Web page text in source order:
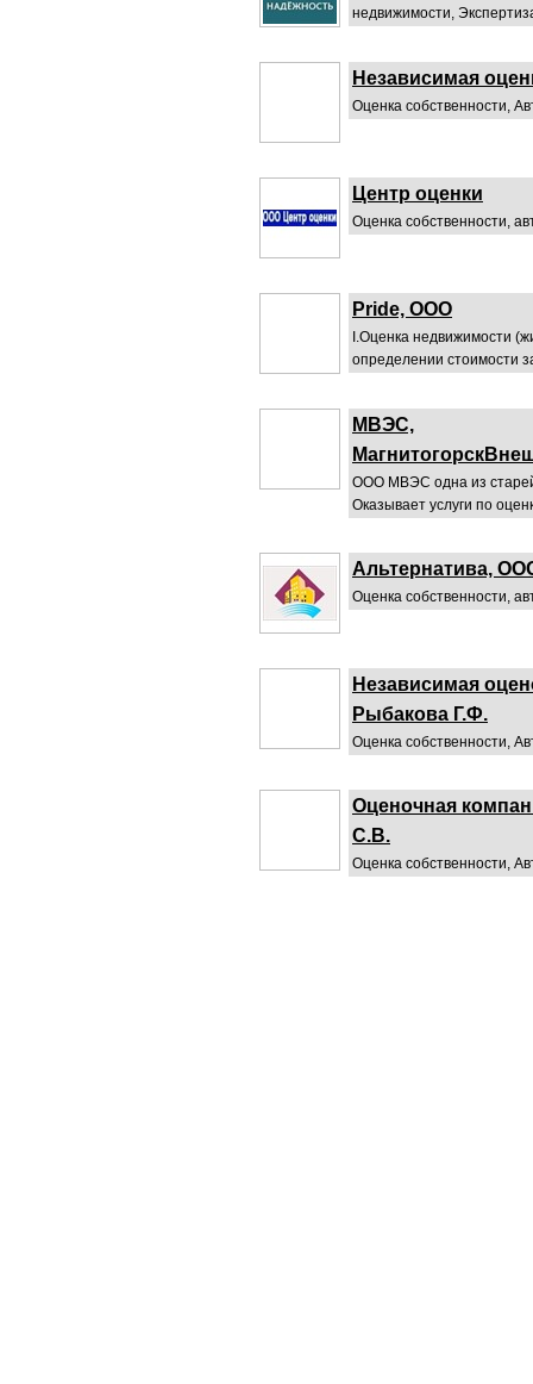
недвижимости,
Независимая
Оценка собственности,
Центр оценки
Оценка собственности,
Pride, ООО
I.Оценка недвижимости
определении стоимости
МВЭС,
ООО МВЭС одна из
Оказывает услуги по
Альтернатива,
Оценка собственности,
Независимая
Рыбакова Г.Ф.
Оценка собственности,
Оценочная
С.В.
Оценка собственности,